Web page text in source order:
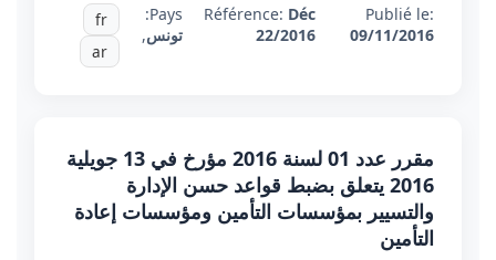
Publié le:
09/11/2016
Référence: Déc
22/2016
Pays:
تونس,
fr
ar
مقرر عدد 01 لسنة 2016 مؤرخ في 13 جويلية
2016 يتعلق بضبط قواعد حسن الإدارة
والتسيير بمؤسسات التأمين ومؤسسات إعادة
التأمين